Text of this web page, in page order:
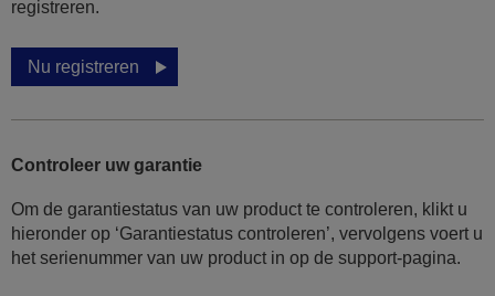
registreren.
Nu registreren
Controleer uw garantie
Om de garantiestatus van uw product te controleren, klikt u
hieronder op ‘Garantiestatus controleren’, vervolgens voert u
het serienummer van uw product in op de support-pagina.